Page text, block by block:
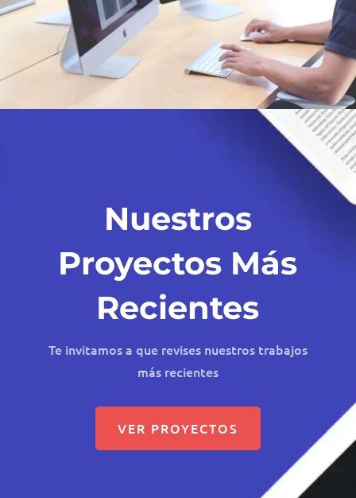
Nuestros
Proyectos Más
Recientes
Te invitamos a que revises nuestros trabajos
más recientes
VER PROYECTOS